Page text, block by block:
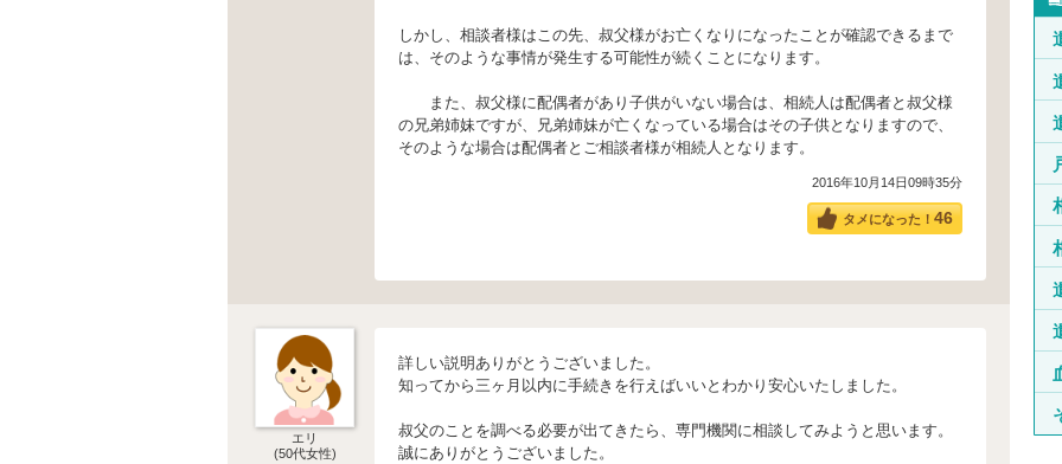
しかし、相談者様はこの先、叔父様がお亡くなりになったことが確認できるまで
は、そのような事情が発生する可能性が続くことになります。
また、叔父様に配偶者があり子供がいない場合は、相続人は配偶者と叔父様
の兄弟姉妹ですが、兄弟姉妹が亡くなっている場合はその子供となりますので、
そのような場合は配偶者とご相談者様が相続人となります。
2016年10月14日09時35分
タメになった！46
エリ
(50代女性)
詳しい説明ありがとうございました。
知ってから三ヶ月以内に手続きを行えばいいとわかり安心いたしました。
叔父のことを調べる必要が出てきたら、専門機関に相談してみようと思います。
誠にありがとうございました。